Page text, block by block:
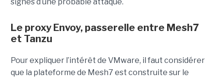
signes d’une probable attaque.
Le proxy Envoy, passerelle entre Mesh7
et Tanzu
Pour expliquer l’intérêt de VMware, il faut considérer
que la plateforme de Mesh7 est construite sur le